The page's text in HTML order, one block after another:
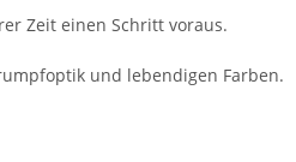
Zeit einen Schritt voraus.
und lebendigen Farben.